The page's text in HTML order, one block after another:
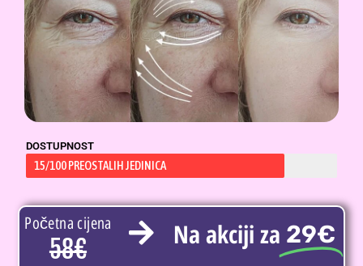
DOSTUPNOST
15/100 PREOSTALIH JEDINICA
Početna cijena
58€ Na akciji za 29€